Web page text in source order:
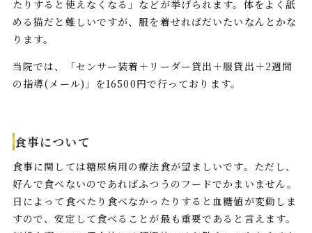
たりすると使えなくなる」などが挙げられます。体をよく舐
める猫だと難しいですが、服を着せればだいたいなんとかな
ります。
当院では、「センサー装着＋リーダー貸出＋服貸出＋2週間
の指導(メール)」を16500円で行っております。
食事について
食事に関しては糖尿病用の療法食が望ましいです。ただし、
好んで食べないのであればふつうのフードでかまいません。
日によって食べたり食べなかったりすると血糖値が変動しま
すので、安定して食べることが最も重要であると言えます。